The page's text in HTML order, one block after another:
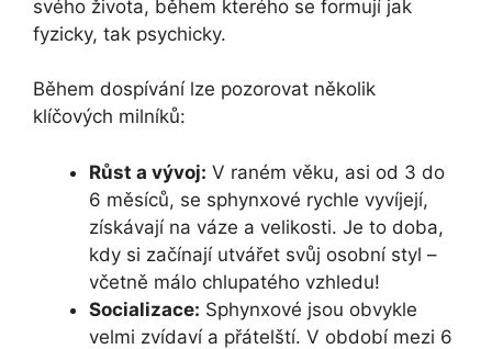
svého života, během kterého se formují jak
fyzicky, tak psychicky.
Během dospívání lze pozorovat několik
klíčových milníků:
Růst a vývoj: V raném věku, asi od 3 do
6 měsíců, se sphynxové rychle vyvíjejí,
získávají na váze a velikosti. Je to doba,
kdy si začínají utvářet svůj osobní styl –
včetně málo chlupatého vzhledu!
Socializace: Sphynxové jsou obvykle
velmi zvídaví a přátelští. V období mezi 6